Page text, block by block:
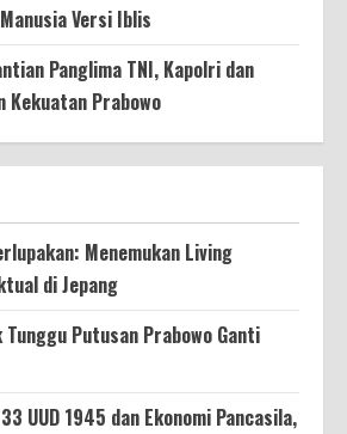
Versi Iblis
Panglima TNI, Kapolri dan
Kekuatan Prabowo
Menemukan Living
di Jepang
Putusan Prabowo Ganti
UUD 1945 dan Ekonomi Pancasila,